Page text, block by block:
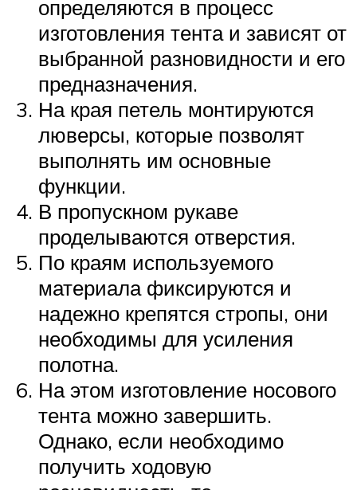
определяются в процесс
изготовления тента и зависят от
выбранной разновидности и его
предназначения.
На края петель монтируются
люверсы, которые позволят
выполнять им основные
функции.
В пропускном рукаве
проделываются отверстия.
По краям используемого
материала фиксируются и
надежно крепятся стропы, они
необходимы для усиления
полотна.
На этом изготовление носового
тента можно завершить.
Однако, если необходимо
получить ходовую